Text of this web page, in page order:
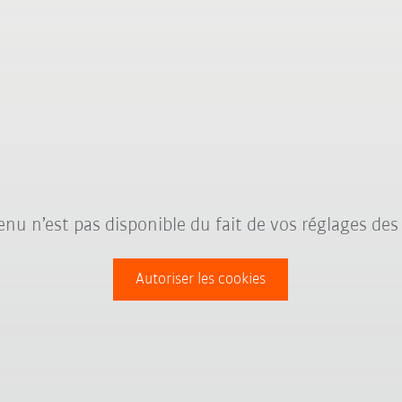
n’est pas disponible du fait de vos réglages
Autoriser les cookies